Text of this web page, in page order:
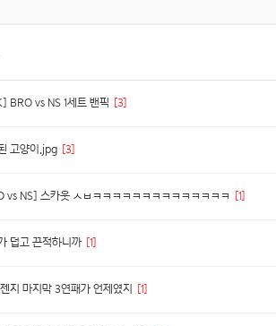
BRO vs NS 1세트 밴픽 [3]
고양이.jpg [3]
vs NS] 스카웃 ㅅㅂㅋㅋㅋㅋㅋㅋㅋㅋㅋㅋㅋㅋㅋㅋ [1]
덥고 끈적하니까 [1]
지 마지막 3연패가 언제였지 [1]